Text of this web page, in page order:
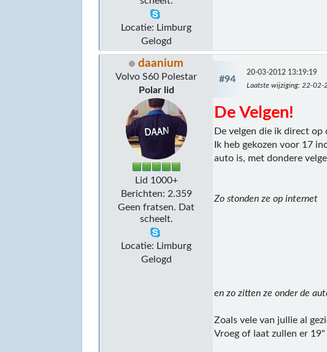
Locatie: Limburg
Gelogd
daanium
Volvo S60 Polestar
Polar lid
Lid 1000+
Berichten: 2.359
Geen fratsen. Dat
scheelt.
Locatie: Limburg
Gelogd
#94
20-03-2012 13:19:19
Laatste wijziging: 22-02-
De Velgen!
De velgen die ik direct op
Ik heb gekozen voor 17
auto is, met dondere
Zo stonden ze op internet
en zo zitten ze onder de
Zoals vele van jullie al
Vroeg of laat zullen er